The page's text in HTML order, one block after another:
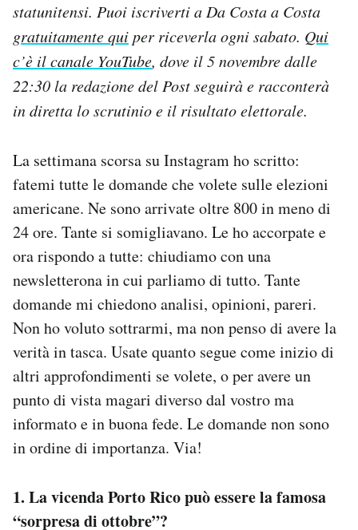
AREA PERSONALE
Area Personale
Newsletter
Notifiche mobile
Regala il Post
Esci
statunitensi. Puoi iscriverti a Da Costa a Costa
gratuitamente quiper riceverla ogni sabato. Qui
c’è il canale YouTube, dove il 5 novembre dalle
22:30 la redazione del Post seguirà e racconterà
in diretta lo scrutinio e il risultato elettorale.
La settimana scorsa su Instagram ho scritto:
fatemi tutte le domande che volete sulle elezioni
americane. Ne sono arrivate oltre 800 in meno di
24 ore. Tante si somigliavano. Le ho accorpate e
ora rispondo a tutte: chiudiamo con una
newsletterona in cui parliamo di tutto. Tante
domande mi chiedono analisi, opinioni, pareri.
Non ho voluto sottrarmi, ma non penso di avere la
verità in tasca. Usate quanto segue come inizio di
altri approfondimenti se volete, o per avere un
punto di vista magari diverso dal vostro ma
informato e in buona fede. Le domande non sono
in ordine di importanza. Via!
1. La vicenda Porto Rico può essere la famosa
“sorpresa di ottobre”?